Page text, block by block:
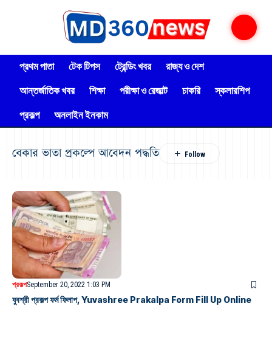
প্রথম পাতা টেক টিপস ট্রেন্ডিং খবর
রাজ্য ও দেশ
আন্তর্জাতিক খবর
শিক্ষা পরীক্ষা ও রেজাল্ট চাকরি
স্কলারশিপ
প্রকল্প
অনলাইন ইনকাম
বেকার ভাতা প্রকল্পে আবেদন পদ্ধতি
প্রকল্পSeptember 20, 2022 1:03 PM
যুবশ্রী প্রকল্প ফর্ম ফিলাপ, Yuvashree Prakalpa Form Fill Up Online